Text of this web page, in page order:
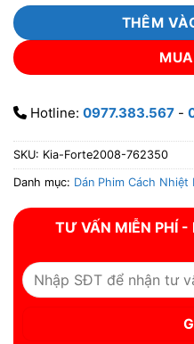
THÊM
Hotline: 0977.383.567 -
SKU: Kia-Forte2008-762350
Danh mục: Dán Phim Cách Nhiệt
TƯ VẤN MIỄN PHÍ -